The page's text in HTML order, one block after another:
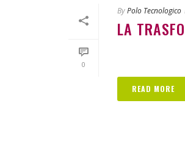
0
ByPolo Tecnologico
LA
READ MORE